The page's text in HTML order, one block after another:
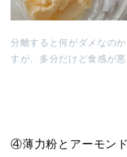
分離すると何がダメなの
すが、多分だけど食感が
④薄力粉とアーモン